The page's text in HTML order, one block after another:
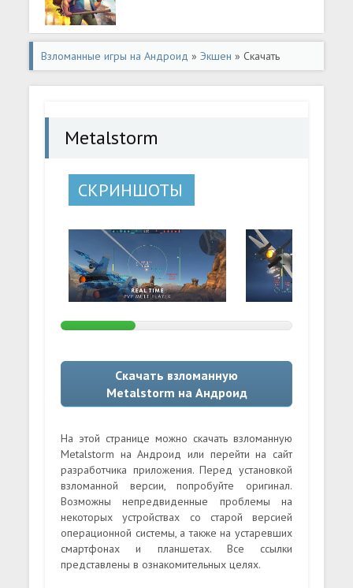
Взломанные игры на Андроид »Экшен » Скачать
Metalstorm (Разблокировано все) на Андроид
Metalstorm
СКРИНШОТЫ
Скачать взломанную
Metalstorm на Андроид
На этой странице можно скачать взломанную
Metalstorm на Андроид или перейти на сайт
разработчика приложения. Перед установкой
взломанной версии, попробуйте оригинал.
Возможны непредвиденные проблемы на
некоторых устройствах со старой версией
операционной системы, а также на устаревших
смартфонах и планшетах. Все ссылки
представлены в ознакомительных целях.